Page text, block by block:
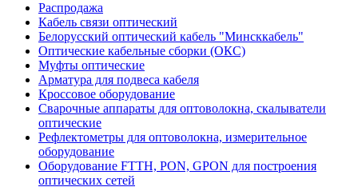
Распродажа
Кабель связи оптический
Белорусский оптический кабель "Минсккабель"
Оптические кабельные сборки (ОКС)
Муфты оптические
Арматура для подвеса кабеля
Кроссовое оборудование
Сварочные аппараты для оптоволокна, скалыватели
оптические
Рефлектометры для оптоволокна, измерительное
оборудование
Оборудование FTTH, PON, GPON для построения
оптических сетей